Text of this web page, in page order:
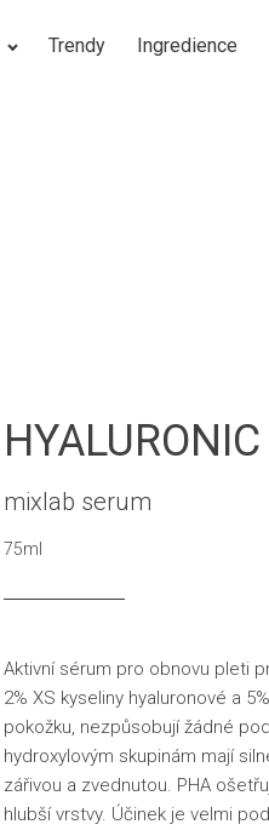
Trendy Ingredience
mixlab serum
75ml
Aktivní sérum pro obnovu pleti
2% XS kyseliny hyaluronové a
pokožku, nezpůsobují žádné
hydroxylovým skupinám mají
zářivou a zvednutou. PHA
hlubší vrstvy. Účinek je velmi